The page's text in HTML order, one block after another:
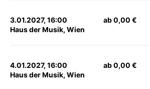
3.01.2027, 16:00
Haus der Musik, Wien
ab 0,00 €
4.01.2027, 16:00
Haus der Musik, Wien
ab 0,00 €